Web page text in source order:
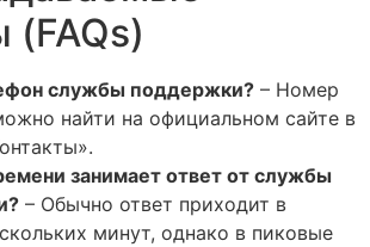
(FAQs)
службы поддержки? – Номер
найти на официальном сайте в
занимает ответ от службы
– Обычно ответ приходит в
минут, однако в пиковые